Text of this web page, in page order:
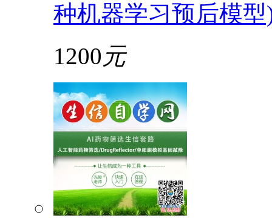
种机器学习预后模型
1200 元